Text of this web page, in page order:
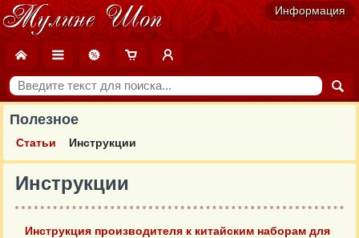
Информация
Инструкции
Инструкция производителя к китайcким наборам для
Полезное
Статьи Инструкции